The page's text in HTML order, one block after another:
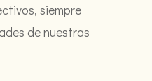
siempre
de nuestras